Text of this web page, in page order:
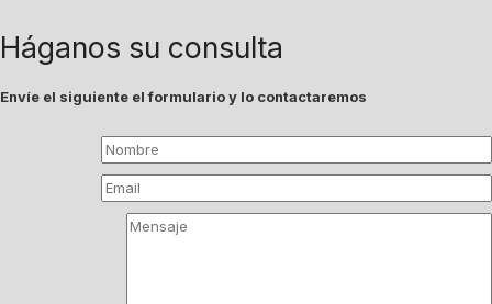
Háganos su consulta
Envíe el siguiente el formulario y lo contactaremos